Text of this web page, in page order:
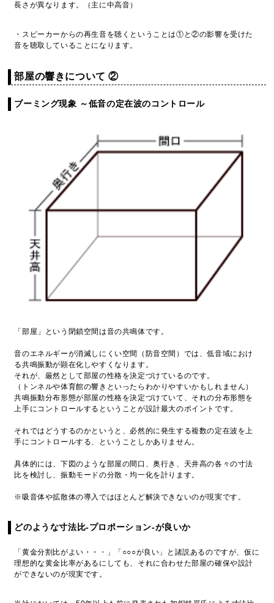
長さが異なります。（主に中高音）
・スピーカーからの再生音を聴くということは①と②の影響を受けた
音を聴取していることになります。
部屋の響きについて ②
ブーミング現象 ～低音の定在波のコントロール
「部屋」という閉鎖空間は音の共鳴体です。
音のエネルギーが消滅しにくい空間（防音空間）では、低音域におけ
る共鳴振動が顕在化しやすくなります。
それが、厳然として部屋の性格を決定づけているのです。
（トンネルや体育館の響きといったらわかりやすいかもしれません）
共鳴振動分布形態が部屋の性格を決定づけていて、それの分布形態を
上手にコントロールするということが設計最大のポイントです。
それではどうするのかというと、必然的に発生する複数の定在波を上
手にコントロールする、ということしかありません。
具体的には、下図のような部屋の間口、奥行き、天井高の各々の寸法
比を検討し、振動モードの分散・均一化を計ります。
※吸音体や拡散体の導入ではほとんど解決できないのが現実です。
どのような寸法比-プロポーション-が良いか
「黄金分割比がよい・・・」「○○○が良い」と諸説あるのですが、仮に
理想的な黄金比率があるにしても、それに合わせた部屋の確保や設計
ができないのが現実です。